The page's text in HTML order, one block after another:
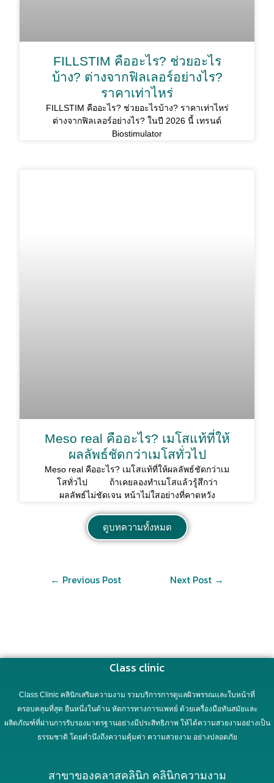
FILLSTIM คืออะไร? ช่วยอะไร
บ้าง? ต่างจากฟิลเลอร์อย่างไร?
ราคาเท่าไหร่
FILLSTIM คืออะไร? ช่วยอะไรบ้าง? ราคาเท่าไหร่
ต่างจากฟิลเลอร์อย่างไร? ในปี 2026 นี้ เทรนด์
Biostimulator
Meso real คืออะไร? เมโสแท้ที่ให้
ผลลัพธ์ชัดกว่าเมโสทั่วไป
Meso real คืออะไร? เมโสแท้ที่ให้ผลลัพธ์ชัดกว่าเม
โสทั่วไป ถ้าเคยลองทำเมโสแล้วรู้สึกว่า
ผลลัพธ์ไม่ชัดเจน หน้าไม่ใสอย่างที่คาดหวัง
ดูบทความทั้งหมด
← Previous Post Next Post →
Class clinic
Class Clinic คลินิกเสริมความงาม รวมบริการการดูแลผิวพรรณและใบหน้าที่
ครอบคลุมที่สุด ยืนหนึ่งในด้าน หัตการทางการแพทย์ ด้วยเครื่องมือทันสมัยและ
ผลิตภัณฑ์ที่ผ่านการรับรองมาตรฐานอย่างมีประสิทธิภาพ ให้ได้ความสวยงามอย่างเป็น
ธรรมชาติ โดยคำนึงถึงความคุ้มค่า ความสวยงาม อย่างปลอดภัย
สาขาของคลาสคลินิก คลินิกความงาม